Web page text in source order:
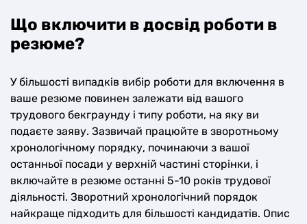
Що включити в досвід роботи в
резюме?
У більшості випадків вибір роботи для включення в
ваше резюме повинен залежати від вашого
трудового бекграунду і типу роботи, на яку ви
подаєте заяву. Зазвичай працюйте в зворотньому
хронологічному порядку, починаючи з вашої
останньої посади у верхній частині сторінки, і
включайте в резюме останні 5-10 років трудової
діяльності. Зворотний хронологічний порядок
найкраще підходить для більшості кандидатів. Опис